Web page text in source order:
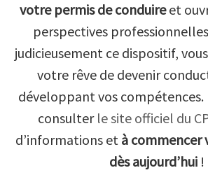
votre permis de conduireet
perspectives
judicieusement ce dispositif,
votre rêve de devenir
développant vos compétences.
consulterle site officiel du
d’informations et à commencer
dès aujourd’hui !